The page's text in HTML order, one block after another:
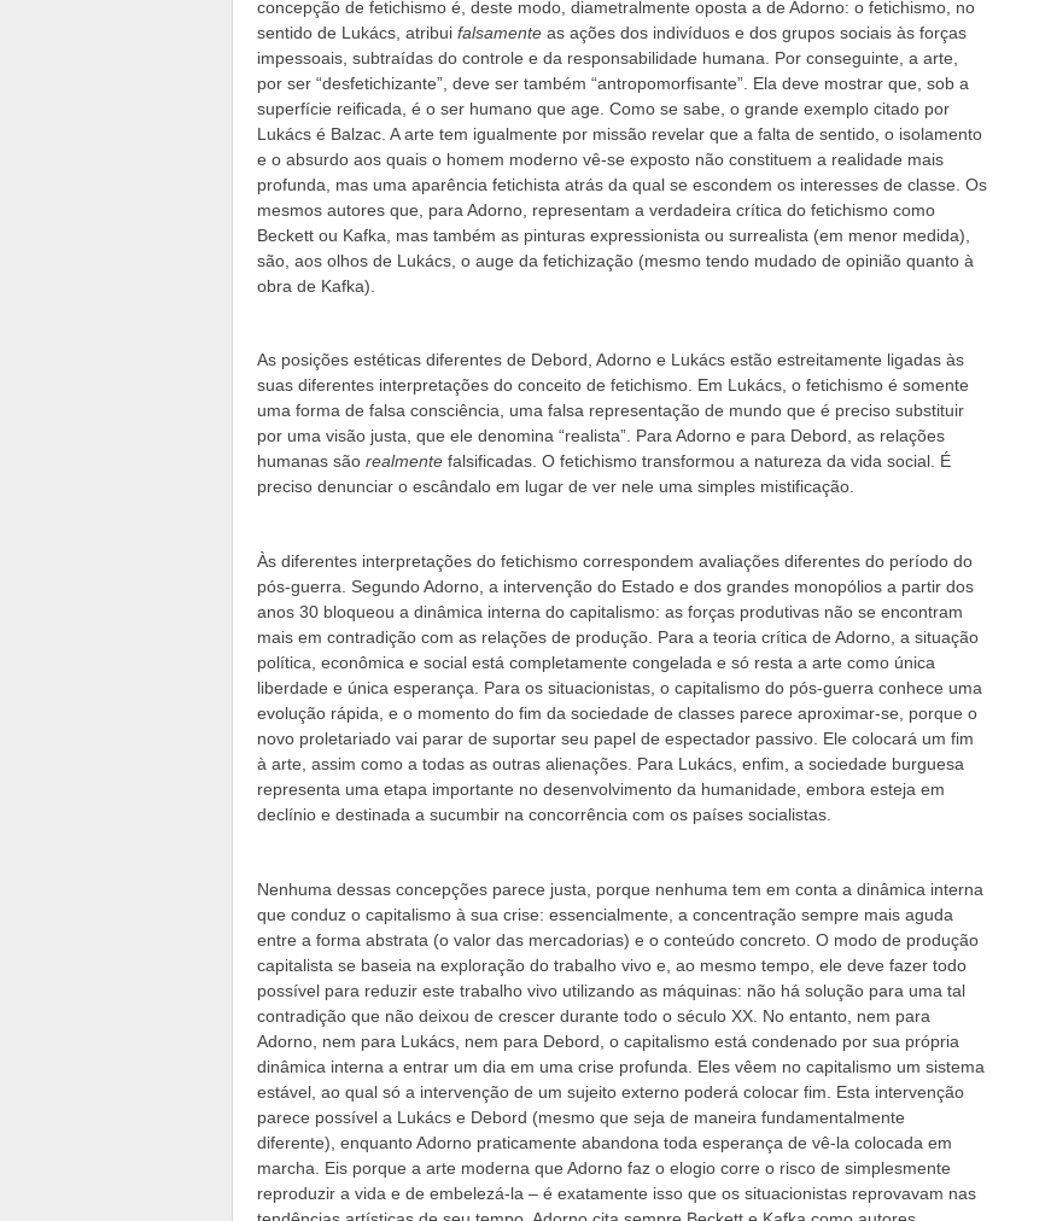
concepção de fetichismo é, deste modo, diametralmente oposta a de Adorno: o fetichismo, no
sentido de Lukács, atribui falsamente as ações dos indivíduos e dos grupos sociais às forças
impessoais, subtraídas do controle e da responsabilidade humana. Por conseguinte, a arte,
por ser “desfetichizante”, deve ser também “antropomorfisante”. Ela deve mostrar que, sob a
superfície reificada, é o ser humano que age. Como se sabe, o grande exemplo citado por
Lukács é Balzac. A arte tem igualmente por missão revelar que a falta de sentido, o isolamento
e o absurdo aos quais o homem moderno vê-se exposto não constituem a realidade mais
profunda, mas uma aparência fetichista atrás da qual se escondem os interesses de classe. Os
mesmos autores que, para Adorno, representam a verdadeira crítica do fetichismo como
Beckett ou Kafka, mas também as pinturas expressionista ou surrealista (em menor medida),
são, aos olhos de Lukács, o auge da fetichização (mesmo tendo mudado de opinião quanto à
obra de Kafka).
As posições estéticas diferentes de Debord, Adorno e Lukács estão estreitamente ligadas às
suas diferentes interpretações do conceito de fetichismo. Em Lukács, o fetichismo é somente
uma forma de falsa consciência, uma falsa representação de mundo que é preciso substituir
por uma visão justa, que ele denomina “realista”. Para Adorno e para Debord, as relações
humanas são realmente falsificadas. O fetichismo transformou a natureza da vida social. É
preciso denunciar o escândalo em lugar de ver nele uma simples mistificação.
Às diferentes interpretações do fetichismo correspondem avaliações diferentes do período do
pós-guerra. Segundo Adorno, a intervenção do Estado e dos grandes monopólios a partir dos
anos 30 bloqueou a dinâmica interna do capitalismo: as forças produtivas não se encontram
mais em contradição com as relações de produção. Para a teoria crítica de Adorno, a situação
política, econômica e social está completamente congelada e só resta a arte como única
liberdade e única esperança. Para os situacionistas, o capitalismo do pós-guerra conhece uma
evolução rápida, e o momento do fim da sociedade de classes parece aproximar-se, porque o
novo proletariado vai parar de suportar seu papel de espectador passivo. Ele colocará um fim
à arte, assim como a todas as outras alienações. Para Lukács, enfim, a sociedade burguesa
representa uma etapa importante no desenvolvimento da humanidade, embora esteja em
declínio e destinada a sucumbir na concorrência com os países socialistas.
Nenhuma dessas concepções parece justa, porque nenhuma tem em conta a dinâmica interna
que conduz o capitalismo à sua crise: essencialmente, a concentração sempre mais aguda
entre a forma abstrata (o valor das mercadorias) e o conteúdo concreto. O modo de produção
capitalista se baseia na exploração do trabalho vivo e, ao mesmo tempo, ele deve fazer todo
possível para reduzir este trabalho vivo utilizando as máquinas: não há solução para uma tal
contradição que não deixou de crescer durante todo o século XX. No entanto, nem para
Adorno, nem para Lukács, nem para Debord, o capitalismo está condenado por sua própria
dinâmica interna a entrar um dia em uma crise profunda. Eles vêem no capitalismo um sistema
estável, ao qual só a intervenção de um sujeito externo poderá colocar fim. Esta intervenção
parece possível a Lukács e Debord (mesmo que seja de maneira fundamentalmente
diferente), enquanto Adorno praticamente abandona toda esperança de vê-la colocada em
marcha. Eis porque a arte moderna que Adorno faz o elogio corre o risco de simplesmente
reproduzir a vida e de embelezá-la – é exatamente isso que os situacionistas reprovavam nas